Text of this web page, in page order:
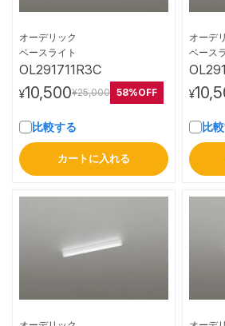
オーデリック
ベースライト
OL291711R3C
¥10,500¥25,000 58%OFF
比較する
カートに入れる
オーデ
ベース
¥
比